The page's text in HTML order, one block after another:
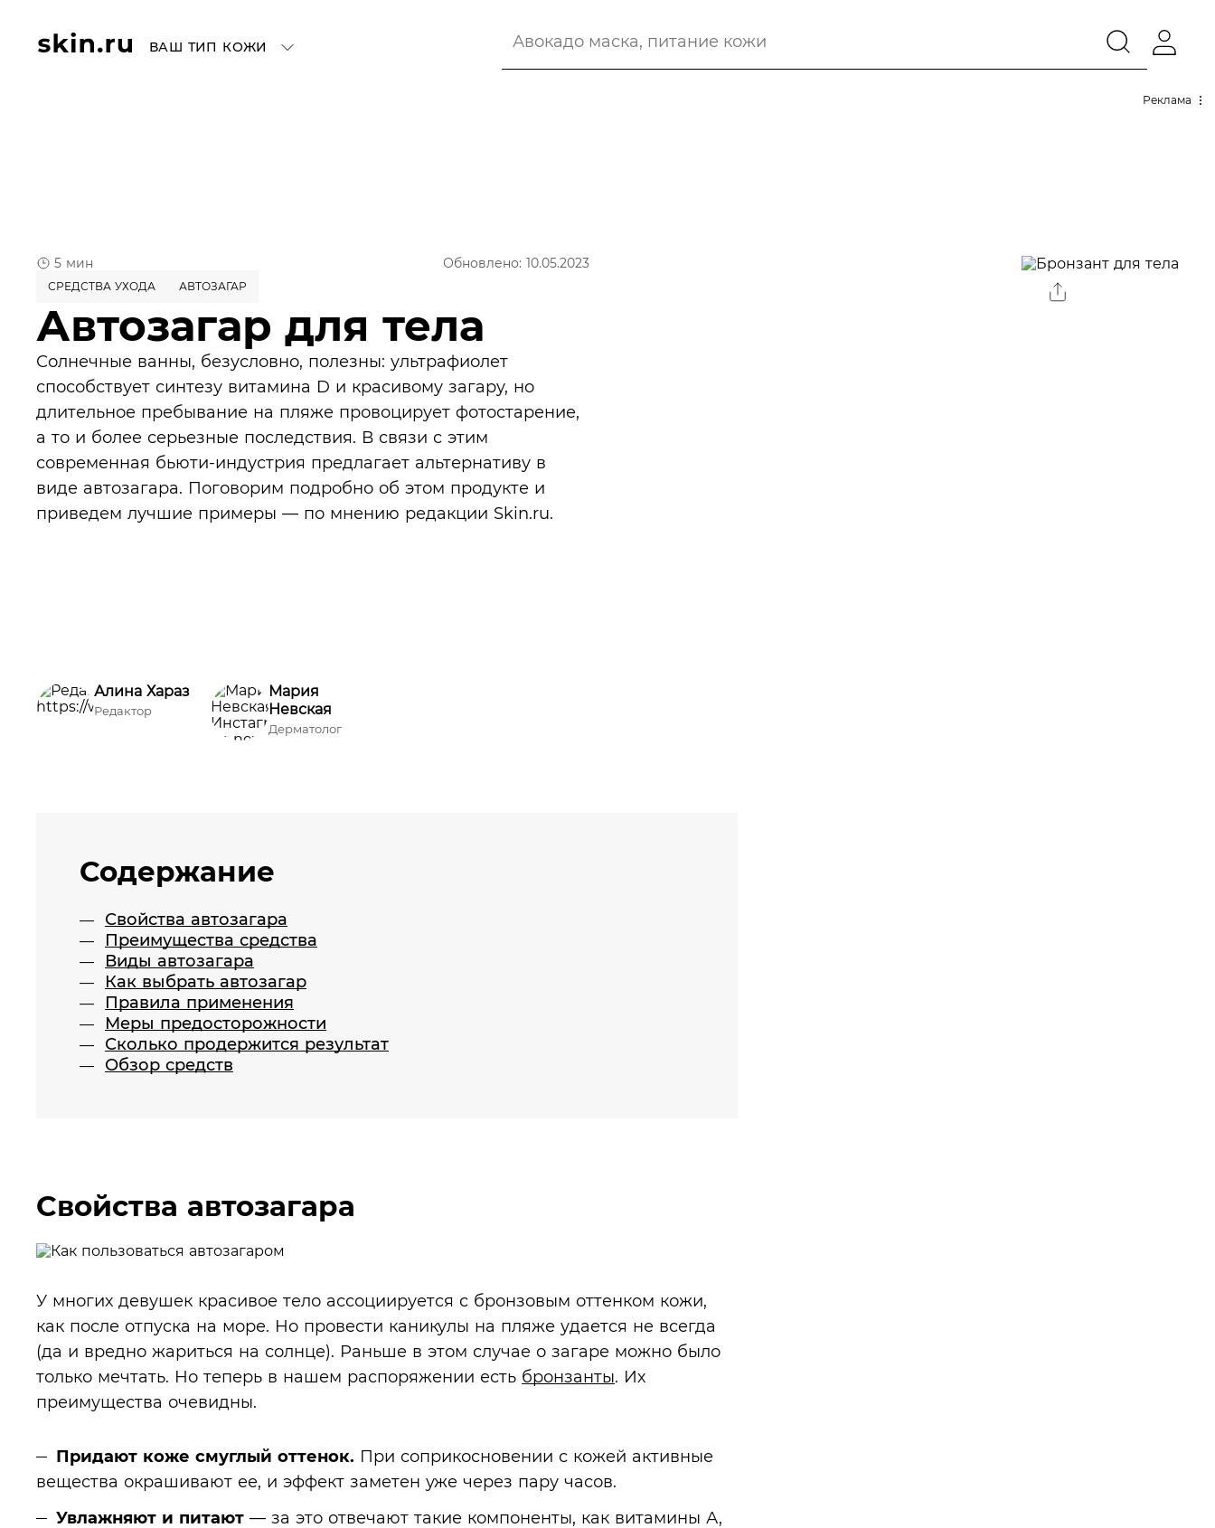
ВАШ ТИП КОЖИ
Реклама
5 мин Обновлено: 10.05.2023
СРЕДСТВА УХОДА АВТОЗАГАР
Автозагар для тела
Солнечные ванны, безусловно, полезны: ультрафиолет
способствует синтезу витамина D и красивому загару, но
длительное пребывание на пляже провоцирует фотостарение,
а то и более серьезные последствия. В связи с этим
современная бьюти-индустрия предлагает альтернативу в
виде автозагара. Поговорим подробно об этом продукте и
приведем лучшие примеры — по мнению редакции Skin.ru.
Алина Хараз
Редактор
Мария
Невская
Дерматолог
Содержание
Свойства автозагара
Преимущества средства
Виды автозагара
Как выбрать автозагар
Правила применения
Меры предосторожности
Сколько продержится результат
Обзор средств
Свойства автозагара
У многих девушек красивое тело ассоциируется с бронзовым оттенком кожи,
как после отпуска на море. Но провести каникулы на пляже удается не всегда
(да и вредно жариться на солнце). Раньше в этом случае о загаре можно было
только мечтать. Но теперь в нашем распоряжении есть бронзанты. Их
преимущества очевидны.
Придают коже смуглый оттенок. При соприкосновении с кожей активные
вещества окрашивают ее, и эффект заметен уже через пару часов.
Увлажняют и питают — за это отвечают такие компоненты, как витамины А,